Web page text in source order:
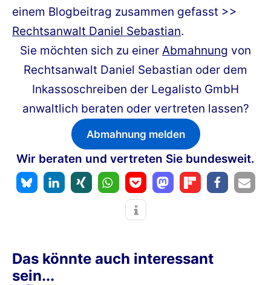
einem Blogbeitrag zusammen gefasst >>
Rechtsanwalt Daniel Sebastian.
Sie möchten sich zu einer Abmahnung von
Rechtsanwalt Daniel Sebastian oder dem
Inkassoschreiben der Legalisto GmbH
anwaltlich beraten oder vertreten lassen?
Abmahnung melden
Wir beraten und vertreten Sie bundesweit.
Das könnte auch interessant
sein...